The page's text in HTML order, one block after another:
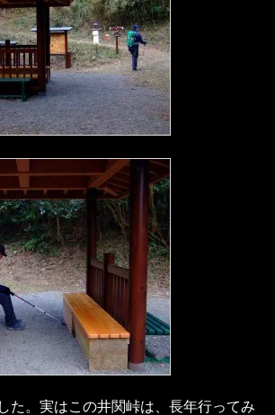
た。実はこの井関峠は、長年行ってみ